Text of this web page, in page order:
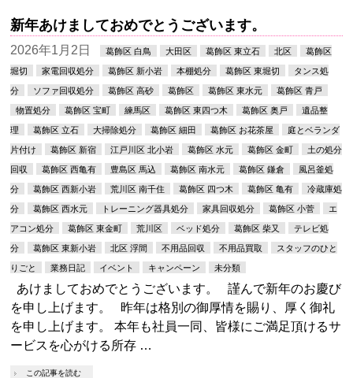
新年あけましておめでとうございます。
2026年1月2日 葛飾区 白鳥 大田区 葛飾区 東立石 北区 葛飾区
堀切 家電回収処分 葛飾区 新小岩 本棚処分 葛飾区 東堀切 タンス処
分 ソファ回収処分 葛飾区 高砂 葛飾区 葛飾区 東水元 葛飾区 青戸
物置処分 葛飾区 宝町 練馬区 葛飾区 東四つ木 葛飾区 奥戸 遺品整
理 葛飾区 立石 大掃除処分 葛飾区 細田 葛飾区 お花茶屋 庭とベランダ
片付け 葛飾区 新宿 江戸川区 北小岩 葛飾区 水元 葛飾区 金町 土の処分
回収 葛飾区 西亀有 豊島区 馬込 葛飾区 南水元 葛飾区 鎌倉 風呂釜処
分 葛飾区 西新小岩 荒川区 南千住 葛飾区 四つ木 葛飾区 亀有 冷蔵庫処
分 葛飾区 西水元 トレーニング器具処分 家具回収処分 葛飾区 小菅 エ
アコン処分 葛飾区 東金町 荒川区 ベッド処分 葛飾区 柴又 テレビ処
分 葛飾区 東新小岩 北区 浮間 不用品回収 不用品買取 スタッフのひと
りごと 業務日記 イベント キャンペーン 未分類
あけましておめでとうございます。 謹んで新年のお慶び
を申し上げます。 昨年は格別の御厚情を賜り、厚く御礼
を申し上げます。 本年も社員一同、皆様にご満足頂けるサ
ービスを心がける所存 …
この記事を読む